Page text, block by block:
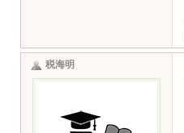
税海明